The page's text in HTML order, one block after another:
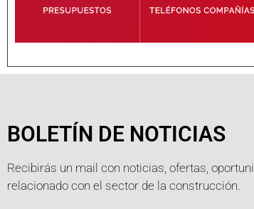
BOLETÍN DE NOTICIAS
Recibirás un mail con noticias, ofertas,
relacionado con el sector de la construcción.